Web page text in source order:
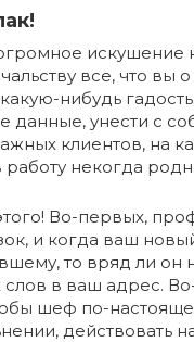
искушение
все, что вы
нибудь
данные, унести с
клиентов, на
работу некогда
Во-первых,
и когда ваш
то вряд ли он
в ваш адрес.
шеф по-
действовать